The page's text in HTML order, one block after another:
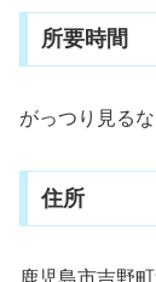
所要時間
がっつり見る
住所
鹿児島市吉野